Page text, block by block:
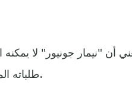
أن "نيمار جونيور" لا
طلباته المالية لا يستطيع تحقيقها سوى عدد قليل من كبار أوروبا.